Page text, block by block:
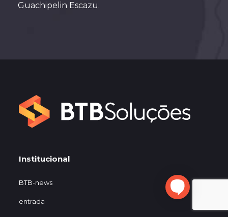
Guachipelin Escazu.
Institucional
BTB-news
entrada